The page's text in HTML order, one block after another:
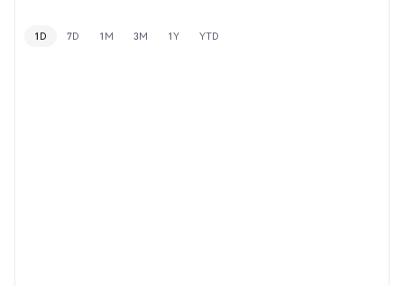
1D 7D 1M 3M 1Y YTD